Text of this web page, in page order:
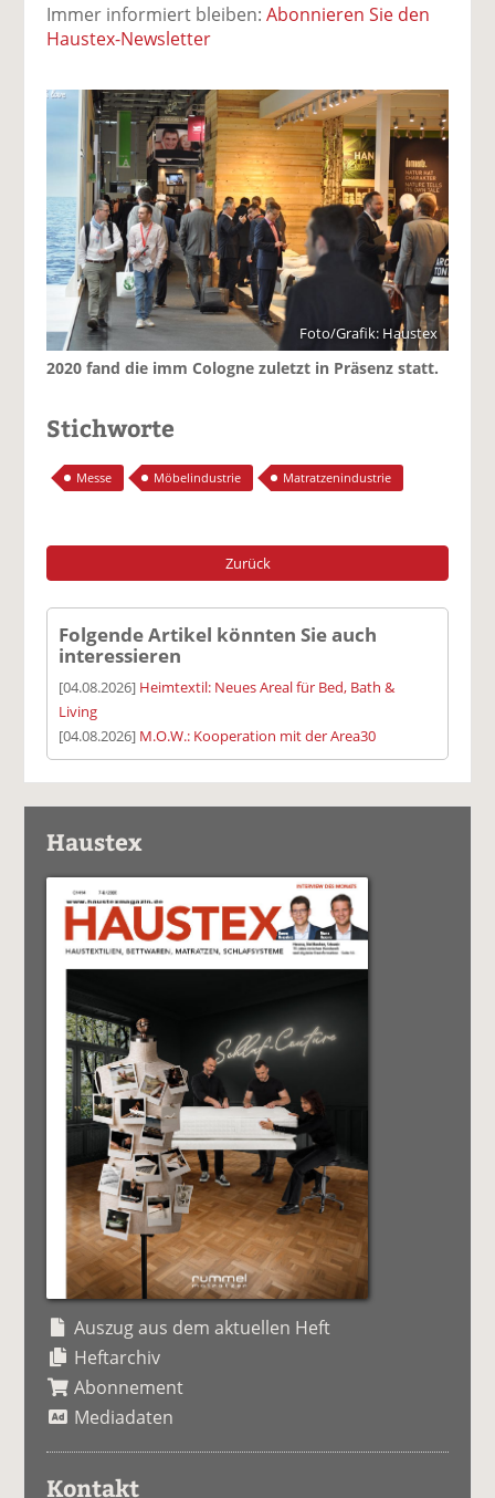
Immer informiert bleiben:Abonnieren Sie den
Haustex-Newsletter
Foto/Grafik: Haustex
2020 fand die imm Cologne zuletzt in Präsenz statt.
Stichworte
Messe Möbelindustrie Matratzenindustrie
Zurück
Folgende Artikel könnten Sie auch
interessieren
[04.08.2026] Heimtextil: Neues Areal für Bed, Bath &
Living
[04.08.2026] M.O.W.: Kooperation mit der Area30
Haustex
Auszug aus dem aktuellen Heft
Heftarchiv
Abonnement
Mediadaten
Kontakt